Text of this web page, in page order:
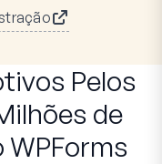
Pelos
de
WPForms